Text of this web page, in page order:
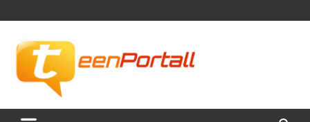
to
TeenPortall